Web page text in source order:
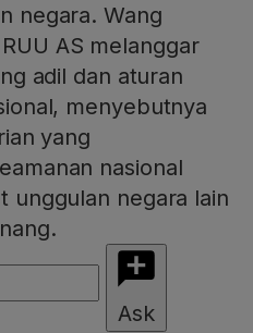
negara. Wang
AS melanggar
adil dan aturan
menyebutnya
yang
nasional
unggulan negara lain
Ask